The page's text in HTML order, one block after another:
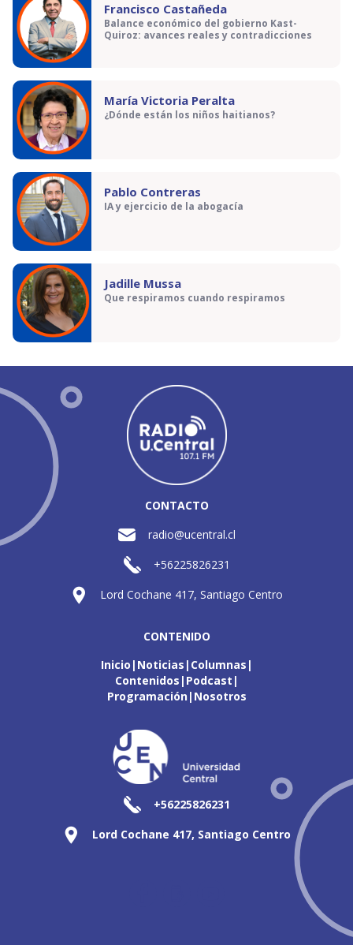
Francisco Castañeda
Balance económico del gobierno Kast-
Quiroz: avances reales y contradicciones
María Victoria Peralta
¿Dónde están los niños haitianos?
Pablo Contreras
IA y ejercicio de la abogacía
Jadille Mussa
Que respiramos cuando respiramos
CONTACTO
radio@ucentral.cl
+56225826231
Lord Cochane 417, Santiago Centro
CONTENIDO
Inicio Noticias Columnas
Contenidos Podcast
Programación Nosotros
+56225826231
Lord Cochane 417, Santiago Centro